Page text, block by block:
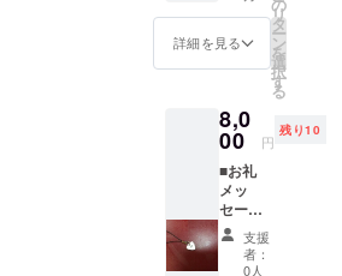
のロゴ
は今井
になり
ます！
写真は
イメー
ジにな
りま
す。 ※
デザイ
ンは
ト1枚
2017.9.
23に開
催され
シャル
ライブ
イベン
トのリ
ハーサ
ルを見
学でき
ます。
見学す
詳細を見る
リ
タ
ー
ン
を
選
択
す
る
8,0
00 円
残り10
■お礼
メッ
セージ
＋ ■鬼
阿弥と
のコラ
支援
者：
0人